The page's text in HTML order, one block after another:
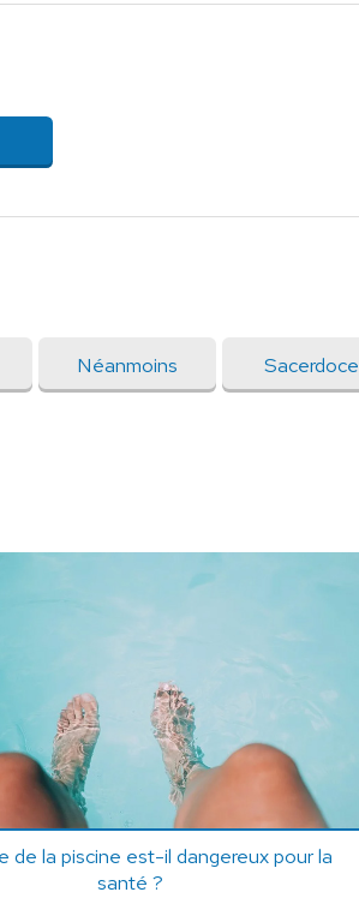
Néanmoins Sacerdoce
de la piscine est-il dangereux pour la
santé ?